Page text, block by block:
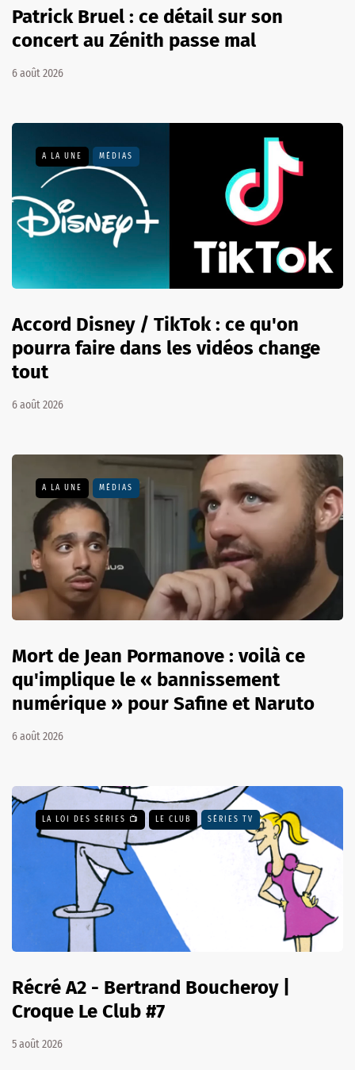
Patrick Bruel : ce détail sur son
concert au Zénith passe mal
6 août 2026
A LA UNE MÉDIAS
Accord Disney / TikTok : ce qu'on
pourra faire dans les vidéos change
tout
6 août 2026
A LA UNE MÉDIAS
Mort de Jean Pormanove : voilà ce
qu'implique le « bannissement
numérique » pour Safine et Naruto
6 août 2026
LA LOI DES SÉRIES 📺 LE CLUB SÉRIES TV
Récré A2 - Bertrand Boucheroy |
Croque Le Club #7
5 août 2026